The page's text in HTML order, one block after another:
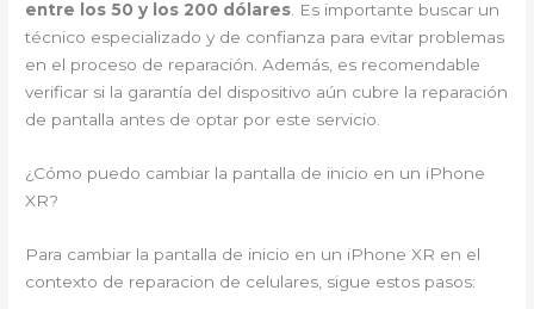
entre los 50 y los 200 dólares . Es importante buscar un
técnico especializado y de confianza para evitar problemas
en el proceso de reparación. Además, es recomendable
verificar si la garantía del dispositivo aún cubre la reparación
de pantalla antes de optar por este servicio.
¿Cómo puedo cambiar la pantalla de inicio en un iPhone
XR?
Para cambiar la pantalla de inicio en un iPhone XR en el
contexto de reparacion de celulares, sigue estos pasos: